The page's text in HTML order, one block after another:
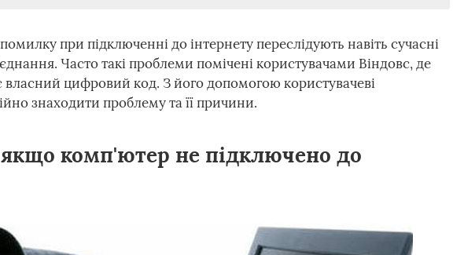
при підключенні до інтернету переслідують навіть сучасні
Часто такі проблеми помічені користувачами Віндовс, де
цифровий код. З його допомогою користувачеві
знаходити проблему та її причини.
комп'ютер не підключено до